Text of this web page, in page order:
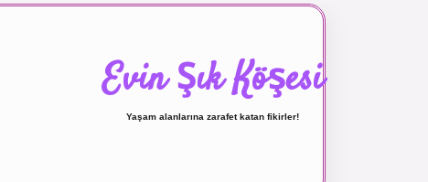
Evin Şık Köşesi
Yaşam alanlarına zarafet katan fikirler!